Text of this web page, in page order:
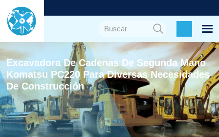
Excavadora De Cadenas De Segunda Mano
Komatsu PC220 Para Diversas Necesidades
De Construcción